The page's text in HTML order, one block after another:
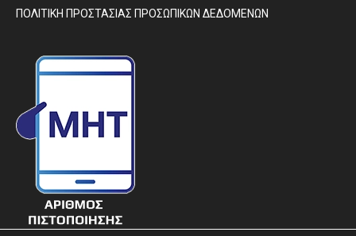
ΠΟΛΙΤΙΚΗ ΠΡΟΣΤΑΣΙΑΣ ΠΡΟΣΩΠΙΚΩΝ ΔΕΔΟΜΕΝΩΝ